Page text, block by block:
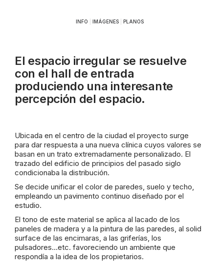
INFO IMÁGENES| PLANOS
El espacio irregular se resuelve
con el hall de entrada
produciendo una interesante
percepción del espacio.
Ubicada en el centro de la ciudad el proyecto surge
para dar respuesta a una nueva clínica cuyos valores se
basan en un trato extremadamente personalizado. El
trazado del edificio de principios del pasado siglo
condicionaba la distribución.
Se decide unificar el color de paredes, suelo y techo,
empleando un pavimento continuo diseñado por el
estudio.
El tono de este material se aplica al lacado de los
paneles de madera y a la pintura de las paredes, al solid
surface de las encimaras, a las griferías, los
pulsadores…etc. favoreciendo un ambiente que
respondía a la idea de los propietarios.